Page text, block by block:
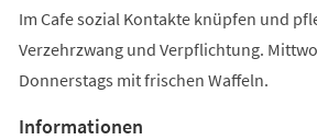
Im Cafe sozial Kontakte knüpfen und
Verzehrzwang und Verpflichtung.
Donnerstags mit frischen Waffeln.
Informationen